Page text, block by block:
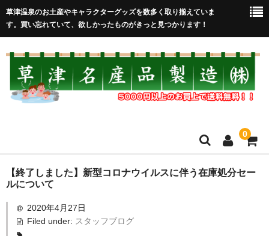
草津温泉のお土産やキャラクターグッズを数多く取り揃えていま
す。買い忘れていて、欲しかったものがきっと見つかります！
0
HOME
全取扱商品
【終了しました】新型コロナウイルスに伴う在庫処分セー
ルについて
2020年4月27日
Filed under: スタッフブログ